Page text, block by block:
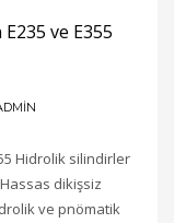
ve E355
Hidrolik silindirler
dikişsiz
ve pnömatik